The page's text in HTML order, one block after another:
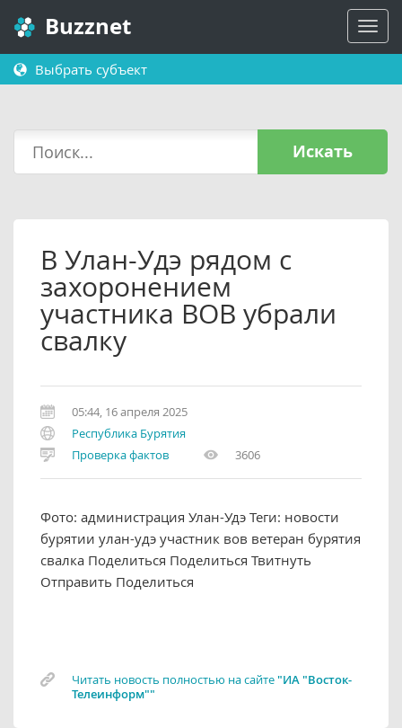
Buzznet
Выбрать субъект
Искать
В Улан-Удэ рядом с
захоронением
участника ВОВ убрали
свалку
05:44, 16 апреля 2025
Республика Бурятия
Проверка фактов
3606
Фото: администрация Улан-Удэ Теги: новости
бурятии улан-удэ участник вов ветеран бурятия
свалка Поделиться Поделиться Твитнуть
Отправить Поделиться
Читать новость полностью на сайте"ИА "Восток-
Телеинформ""